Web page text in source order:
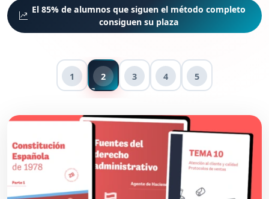
El 85% de alumnos que siguen el método completo
consiguen su plaza
1 2 3 4 5